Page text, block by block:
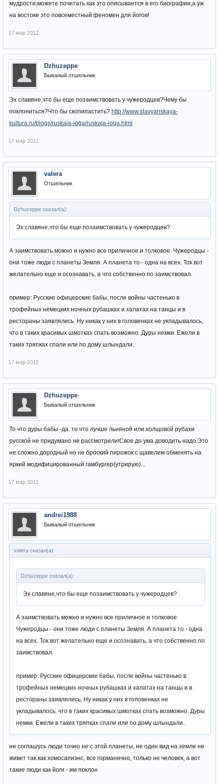
мудрости,можете почитать как это описывается в его биографии,а уж
на востоке это повсеместный феномен для йогов!
17 мар 2012
Dzhuzeppe
Бывалый отшельник
Эх славяне,что бы еще позаимствовать у чужеродцев?Чему бы
поклониться?Что бы скопипастить? http://www.slavyanskaya-
kultura.ru/blogs/ruskaja-ioga/ruskaja-ioga.html
17 мар 2012
valera
Отшельник
Dzhuzeppe сказал(а):
Эх славяне,что бы еще позаимствовать у чужеродцев?
А заимствовать можно и нужно все приличное и толковое. Чужеродцы -
они тоже люди с планеты Земля. А планета то - одна на всех. Ток вот
желательно еще и осознавать, а что собственно по заимствовал.
пример: Русские офицерские бабы, после войны частенько в
трофейных немецких ночных рубашках и халатах на танцы и в
рестораны заявлялись. Ну никак у них в головенках не укладывалось,
что в таких красивых шмотках спать возможно. Дуры немки. Ежели в
таких тряпках спали или по дому шлындали..
17 мар 2012
Dzhuzeppe
Бывалый отшельник
То что дуры бабы -да. то что лучше льняной или холщовой рубахи
русской не придумано не рассмотрели!Свое до ума доводить надо.Это
не сложно дородный но не броский пирожок с щавелем обменять на
яркий модифицированный гамбургер(утрирую)...
17 мар 2012
andrei1988
Бывалый отшельник
valera сказал(а):
Dzhuzeppe сказал(а):
Эх славяне,что бы еще позаимствовать у чужеродцев?
А заимствовать можно и нужно все приличное и толковое.
Чужеродцы - они тоже люди с планеты Земля. А планета то - одна
на всех. Ток вот желательно еще и осознавать, а что собственно по
заимствовал.
пример: Русские офицерские бабы, после войны частенько в
трофейных немецких ночных рубашках и халатах на танцы и в
рестораны заявлялись. Ну никак у них в головенках не
укладывалось, что в таких красивых шмотках спать возможно. Дуры
немки. Ежели в таких тряпках спали или по дому шлындали..
не соглашусь люди точно не с этой планеты, не один вид на земле не
живет так как хомосапиэнс, все горманично, только не человек, а вот
такие люди как йоги - им поклон